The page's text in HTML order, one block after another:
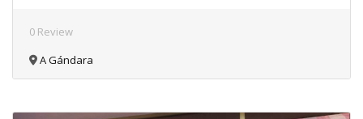
0 Review
A Gándara